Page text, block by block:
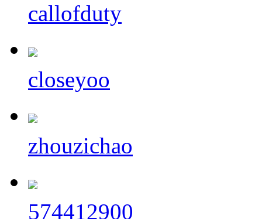
callofduty
closeyoo
zhouzichao
574412900